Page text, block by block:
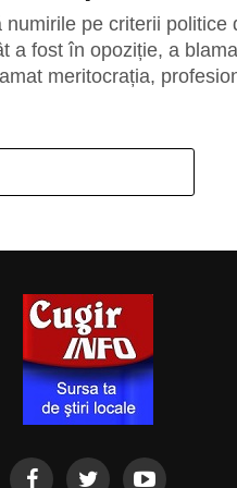
numirile pe criterii politice
a fost în opoziție, a
meritocrația,